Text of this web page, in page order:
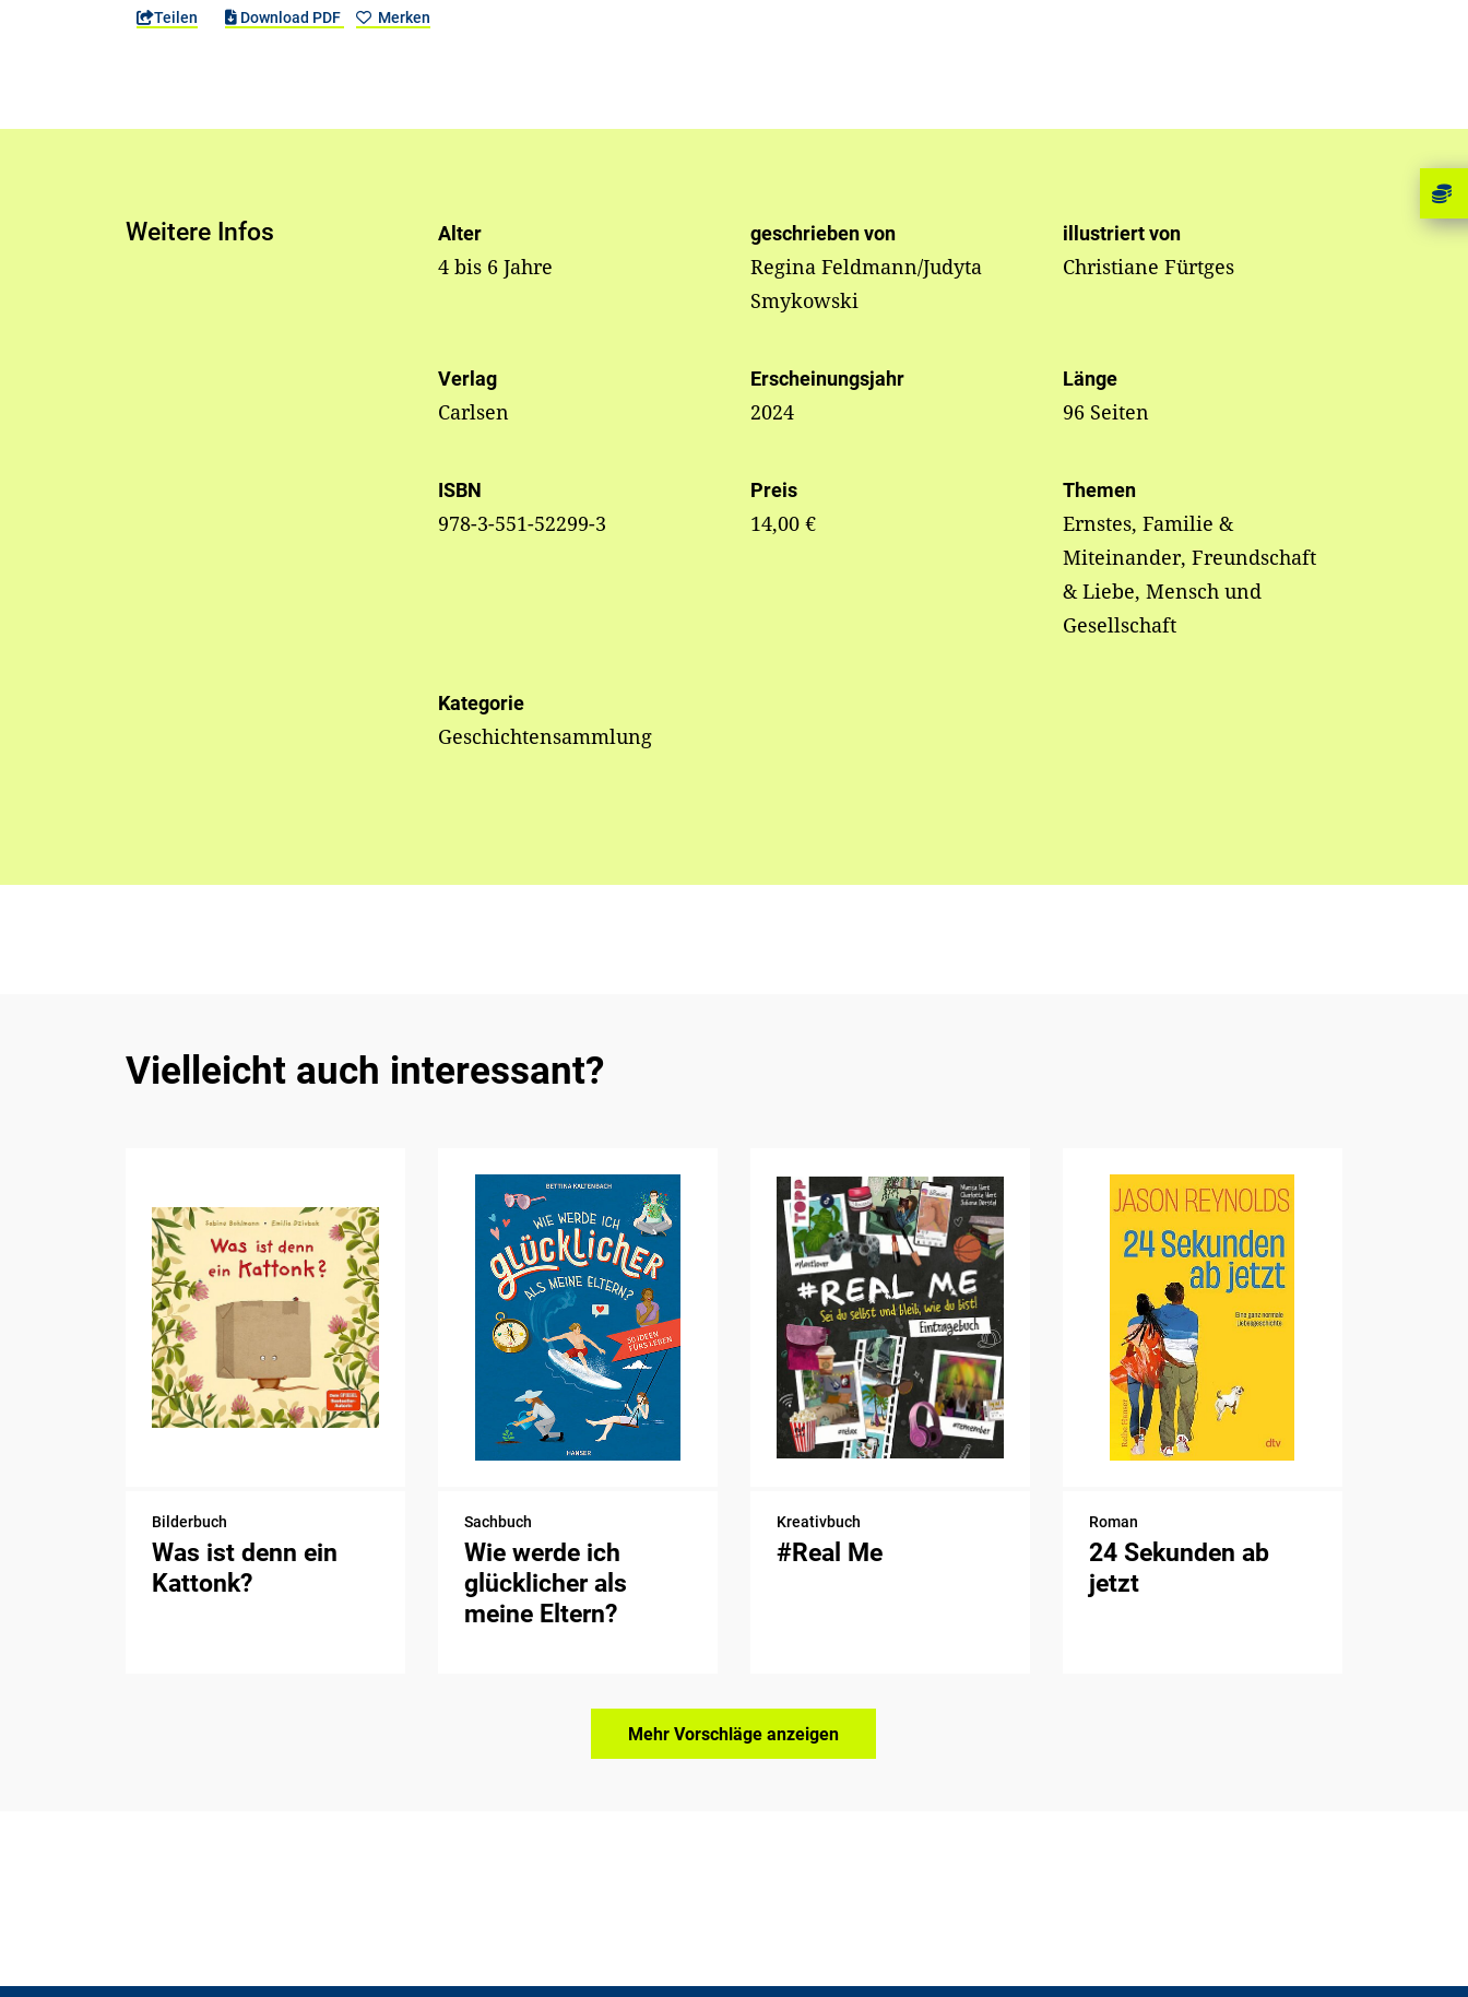
Teilen Download PDF Merken
Weitere Infos Alter
4 bis 6 Jahre
geschrieben von
Regina Feldmann/Judyta
Smykowski
illustriert von
Christiane Fürtges
Verlag
Carlsen
Erscheinungsjahr
2024
Länge
96 Seiten
ISBN
978-3-551-52299-3
Preis
14,00 €
Themen
Ernstes, Familie &
Miteinander, Freundschaft
& Liebe, Mensch und
Gesellschaft
Kategorie
Geschichtensammlung
Vielleicht auch interessant?
Bilderbuch
Was ist denn ein
Kattonk?
Sachbuch
Wie werde ich
glücklicher als
meine Eltern?
Kreativbuch
#Real Me
Roman
24 Sekunden ab
jetzt
Mehr Vorschläge anzeigen